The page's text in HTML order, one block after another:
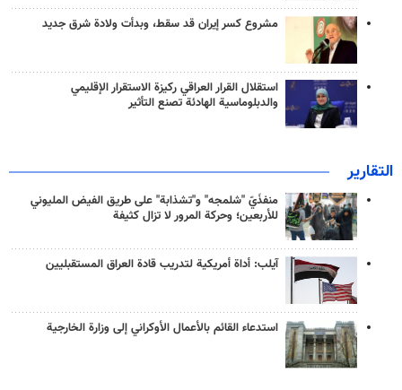
مشروع كسر إيران قد سقط، وبدأت ولادة شرق جديد
استقلال القرار العراقي ركيزة الاستقرار الإقليمي
والدبلوماسية الهادئة تصنع التأثير
التقارير
منفذَيّ "شلمجه" و"تشذابة" على طريق الفيض المليوني
للأربعين؛ وحركة المرور لا تزال كثيفة
آيلب: أداة أمريكية لتدريب قادة العراق المستقبليين
استدعاء القائم بالأعمال الأوكراني إلى وزارة الخارجية